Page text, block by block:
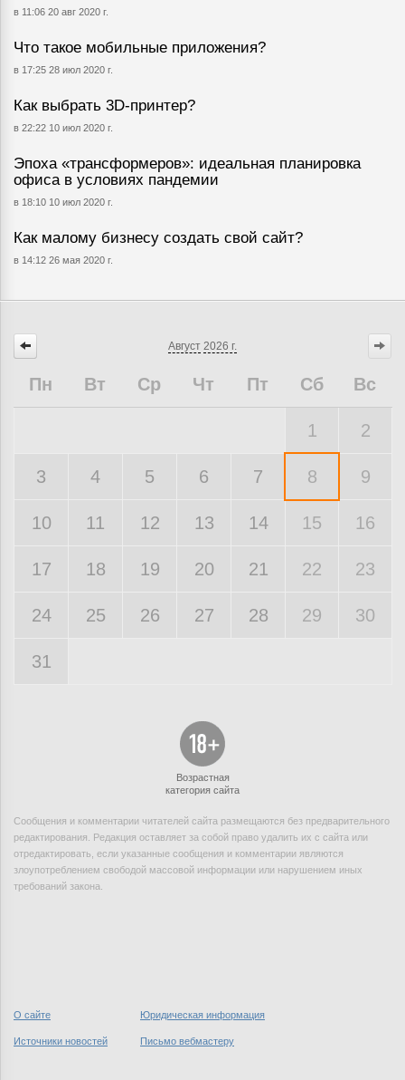
в 11:06 20 авг 2020 г.
Что такое мобильные приложения?
в 17:25 28 июл 2020 г.
Как выбрать 3D-принтер?
в 22:22 10 июл 2020 г.
Эпоха «трансформеров»: идеальная планировка
офиса в условиях пандемии
в 18:10 10 июл 2020 г.
Как малому бизнесу создать свой сайт?
в 14:12 26 мая 2020 г.
Август 2026 г.
Пн Вт Ср Чт Пт Сб Вс
1 2
3 4 5 6 7 8 9
10 11 12 13 14 15 16
17 18 19 20 21 22 23
24 25 26 27 28 29 30
31
Возрастная
категория сайта
Сообщения и комментарии читателей сайта размещаются без предварительного
редактирования. Редакция оставляет за собой право удалить их с сайта или
отредактировать, если указанные сообщения и комментарии являются
злоупотреблением свободой массовой информации или нарушением иных
требований закона.
О сайте Юридическая информация
Источники новостей Письмо вебмастеру